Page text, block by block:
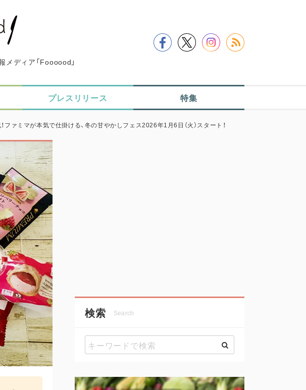
ディア「Foooood」
プレスリリース 特集
ファミマが本気で仕掛ける、冬の甘やかしフェス2026年1月6日（火）スタート！
検索 Search